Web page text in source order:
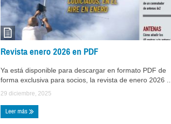
Revista enero 2026 en PDF
Ya está disponible para descargar en formato PDF de
forma exclusiva para socios, la revista de enero 2026 ...
29 diciembre, 2025
Leer más